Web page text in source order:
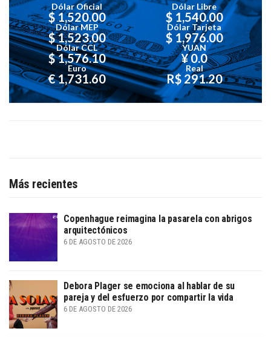
Dólar Oficial
$ 1,520.00
Dólar Libre
$ 1,540.00
Dólar MEP
$ 1,523.00
Dólar Tarjeta
$ 1,976.00
Dólar CCL
$ 1,576.10
YUAN
¥ 0.0
Euro
€ 1,731.60
Real
R$ 291.20
Más recientes
Copenhague reimagina la pasarela con abrigos
arquitectónicos
6 DE AGOSTO DE 2026
Debora Plager se emociona al hablar de su
pareja y del esfuerzo por compartir la vida
6 DE AGOSTO DE 2026